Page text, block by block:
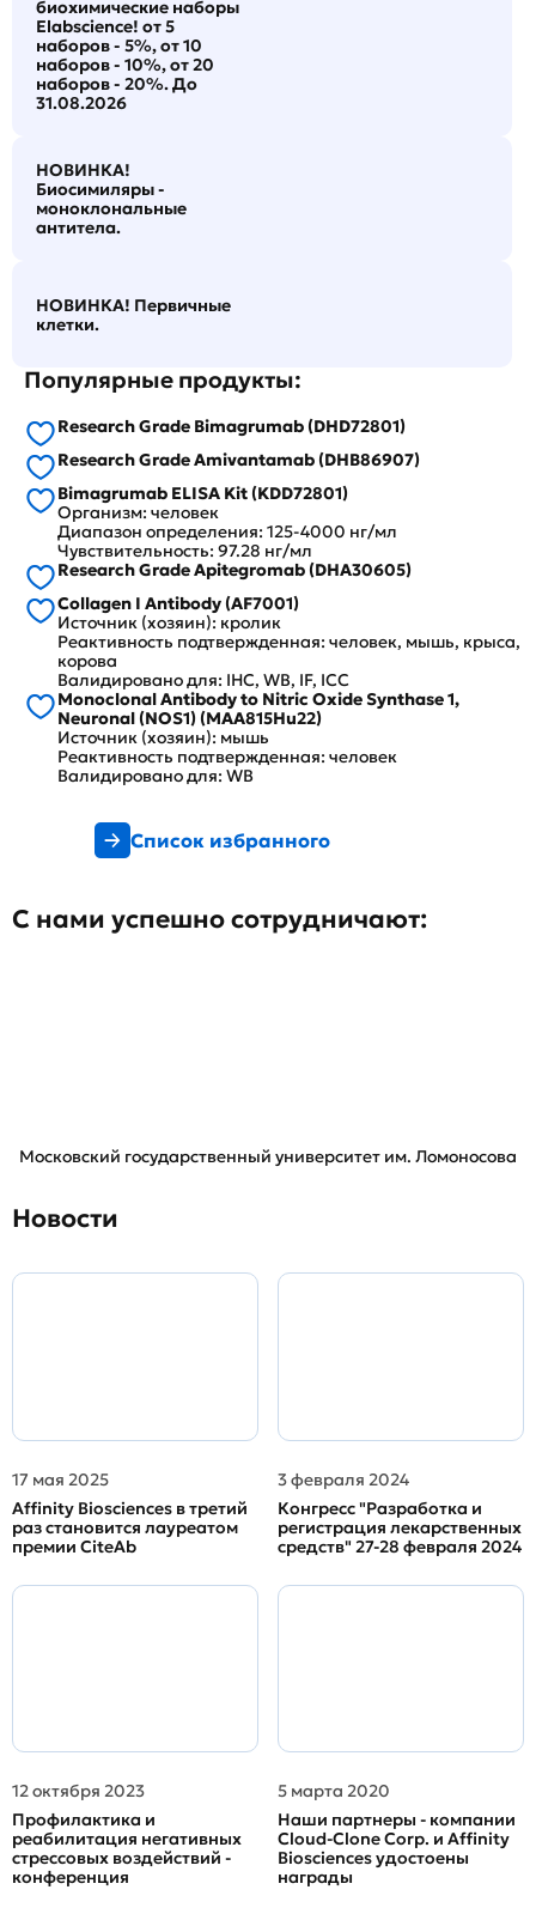
биохимические наборы
Elabscience! от 5
наборов - 5%, от 10
наборов - 10%, от 20
наборов - 20%. До
31.08.2026
НОВИНКА!
Биосимиляры -
моноклональные
антитела.
НОВИНКА! Первичные
клетки.
Популярные продукты:
Research Grade Bimagrumab (DHD72801)
Research Grade Amivantamab (DHB86907)
Bimagrumab ELISA Kit (KDD72801)
Организм: человек
Диапазон определения: 125-4000 нг/мл
Чувствительность: 97.28 нг/мл
Research Grade Apitegromab (DHA30605)
Collagen I Antibody (AF7001)
Источник (хозяин): кролик
Реактивность подтвержденная: человек, мышь, крыса,
корова
Валидировано для: IHC, WB, IF, ICC
Monoclonal Antibody to Nitric Oxide Synthase 1,
Neuronal (NOS1) (MAA815Hu22)
Источник (хозяин): мышь
Реактивность подтвержденная: человек
Валидировано для: WB
Список избранного
С нами успешно сотрудничают:
Московский государственный университет им. Ломоносова
Новости
17 мая 2025
Affinity Biosciences в третий
раз становится лауреатом
премии CiteAb
3 февраля 2024
Конгресс "Разработка и
регистрация лекарственных
средств" 27-28 февраля 2024
12 октября 2023
Профилактика и
реабилитация негативных
стрессовых воздействий -
конференция
5 марта 2020
Наши партнеры - компании
Cloud-Clone Corp. и Affinity
Biosciences удостоены
награды